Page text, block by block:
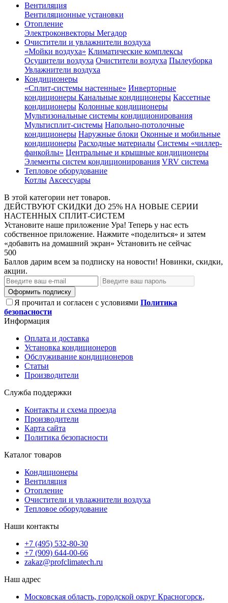
Вентиляция
Вентиляционные установки
Отопление
Электроконвекторы Мегадор
Очистители и увлажнители воздуха
«Мойки воздуха» Климатические комплексы
Осушители воздуха Очистители воздуха Пылеуборка
Увлажнители воздуха
Кондиционеры
«Сплит-системы настенные» Инверторные
кондиционеры Канальные кондиционеры Кассетные
кондиционеры Колонные кондиционеры
Мультизональные системы кондиционирования
Мультисплит-системы Напольно-потолочные
кондиционеры Наружные блоки Оконные и мобильные
кондиционеры Расходные материалы Системы «чиллер-
фанкойлы» Центральные и крышные кондиционеры
Элементы систем кондиционирования VRV система
Тепловое оборудование
Котлы Аксессуары
В этой категории нет товаров.
ДЕЙСТВУЮТ СКИДКИ ДО 25% НА НОВЫЕ СЕРИИ
НАСТЕННЫХ СПЛИТ-СИСТЕМ
Установите наше приложение Ура! Теперь у нас есть
собственное приложение. Нажмите «поделиться» и затем
«добавить на домашний экран» Установить не сейчас
500
Баллов дарим всем за подписку на новости! Новинки, скидки,
акции.
Оформить подписку
Я прочитал и согласен с условиями Политика
безопасности
Информация
Оплата и доставка
Установка кондиционеров
Обслуживание кондиционеров
Статьи
Производители
Служба поддержки
Контакты и схема проезда
Производители
Карта сайта
Политика безопасности
Каталог товаров
Кондиционеры
Вентиляция
Отопление
Очистители и увлажнители воздуха
Тепловое оборудование
Наши контакты
+7 (495) 532-80-30
+7 (909) 644-00-66
zakaz@profclimatech.ru
Наш адрес
Московская область, городской округ Красногорск,